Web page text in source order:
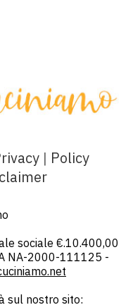
| Policy
sociale €.10.400,00
NA-2000-111125 -
sul nostro sito: